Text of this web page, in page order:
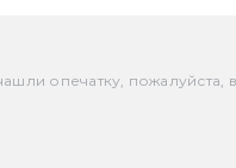
опечатку, пожалуйста,